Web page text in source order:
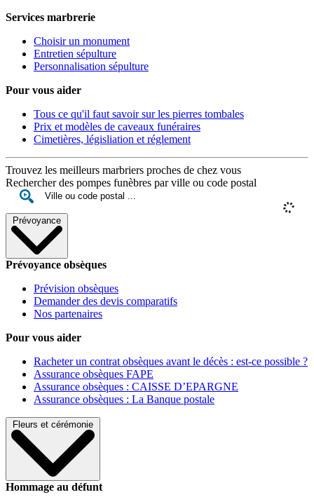
Services marbrerie
Choisir un monument
Entretien sépulture
Personnalisation sépulture
Pour vous aider
Tous ce qu'il faut savoir sur les pierres tombales
Prix et modèles de caveaux funéraires
Cimetières, législiation et réglement
Trouvez les meilleurs marbriers proches de chez vous
Rechercher des pompes funèbres par ville ou code postal
Prévoyance
Prévoyance obsèques
Prévision obsèques
Demander des devis comparatifs
Nos partenaires
Pour vous aider
Racheter un contrat obsèques avant le décès : est-ce possible ?
Assurance obsèques FAPE
Assurance obsèques : CAISSE D’EPARGNE
Assurance obsèques : La Banque postale
Fleurs et cérémonie
Hommage au défunt